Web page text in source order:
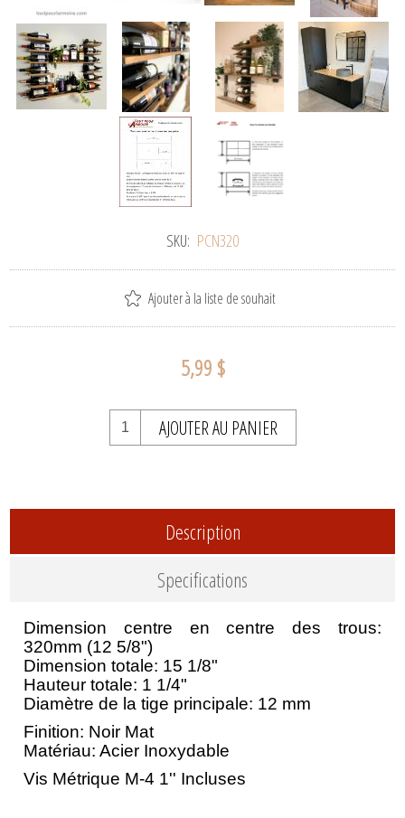
SKU: PCN320
Ajouter à la liste de souhait
5,99 $
AJOUTER AU PANIER
Description
Specifications
Dimension centre en centre des trous:
320mm (12 5/8")
Dimension totale: 15 1/8"
Hauteur totale: 1 1/4"
Diamètre de la tige principale: 12 mm
Finition: Noir Mat
Matériau: Acier Inoxydable
Vis Métrique M-4 1'' Incluses